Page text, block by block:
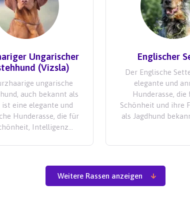
Ungarischer
(Vizsla)
ungarische
auch bekannt als
ist eine elegante und
Hunderasse, die für
Intelligenz...
Englischer
Der Englische
elegante und
Hunderasse, die
Schönheit und ihre
als Jagdhund
Weitere Rassen anzeigen